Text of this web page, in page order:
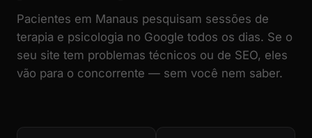
Pacientes em Manaus pesquisam sessões de
terapia e psicologia no Google todos os dias. Se o
seu site tem problemas técnicos ou de SEO, eles
vão para o concorrente — sem você nem saber.